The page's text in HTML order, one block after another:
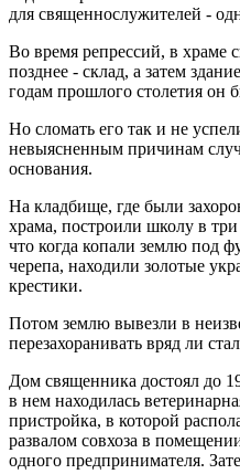
для священнослужителей -
Во время репрессий, в храме
позднее - склад, а затем
годам прошлого столетия он
Но сломать его так и не
невыясненным причинам
основания.
На кладбище, где были
храма, построили школу в
что когда копали землю под
черепа, находили золотые
крестики.
Потом землю вывезли в
перезахоранивать вряд ли
Дом священника достоял до
в нем находилась
пристройка, в которой
развалом совхоза в
одного предпринимателя.